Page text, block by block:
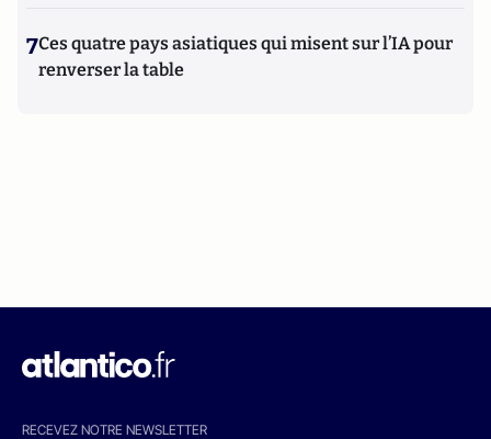
7Ces quatre pays asiatiques qui misent sur l’IA pour
renverser la table
RECEVEZ NOTRE NEWSLETTER